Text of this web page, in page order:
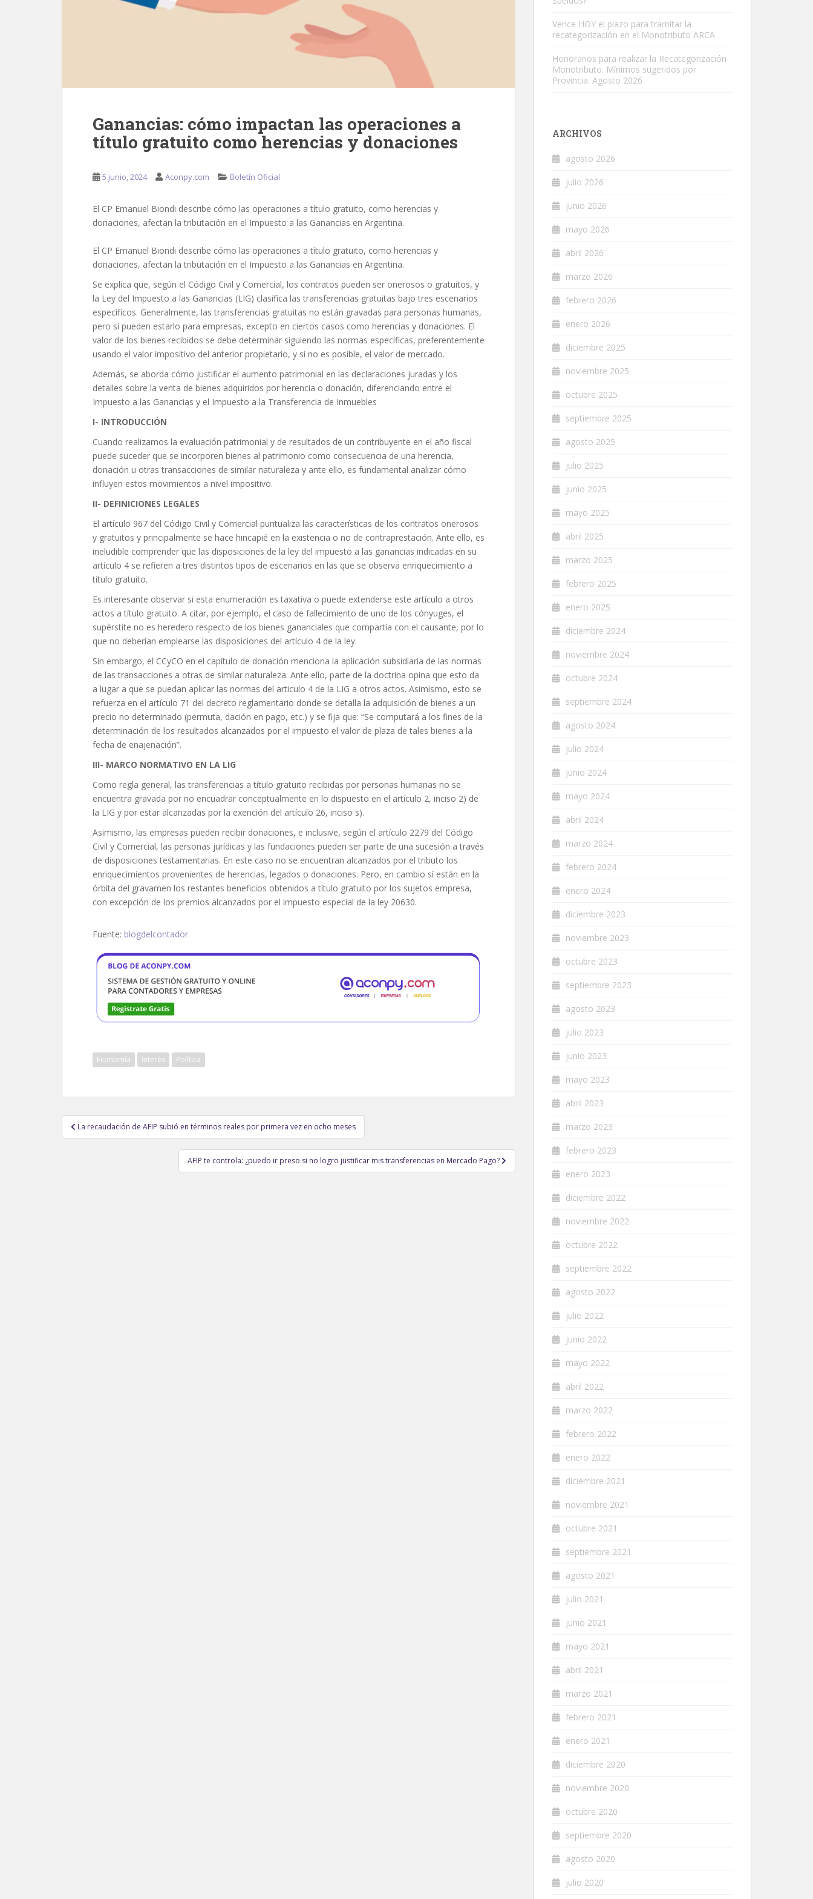
Ganancias: cómo impactan las operaciones a
título gratuito como herencias y donaciones
5 junio, 2024 Aconpy.com Boletín Oficial
El CP Emanuel Biondi describe cómo las operaciones a título gratuito, como herencias y
donaciones, afectan la tributación en el Impuesto a las Ganancias en Argentina.
El CP Emanuel Biondi describe cómo las operaciones a título gratuito, como herencias y
donaciones, afectan la tributación en el Impuesto a las Ganancias en Argentina.
Se explica que, según el Código Civil y Comercial, los contratos pueden ser onerosos o gratuitos, y
la Ley del Impuesto a las Ganancias (LIG) clasifica las transferencias gratuitas bajo tres escenarios
específicos. Generalmente, las transferencias gratuitas no están gravadas para personas humanas,
pero sí pueden estarlo para empresas, excepto en ciertos casos como herencias y donaciones. El
valor de los bienes recibidos se debe determinar siguiendo las normas específicas, preferentemente
usando el valor impositivo del anterior propietario, y si no es posible, el valor de mercado.
Además, se aborda cómo justificar el aumento patrimonial en las declaraciones juradas y los
detalles sobre la venta de bienes adquiridos por herencia o donación, diferenciando entre el
Impuesto a las Ganancias y el Impuesto a la Transferencia de Inmuebles
I- INTRODUCCIÓN
Cuando realizamos la evaluación patrimonial y de resultados de un contribuyente en el año fiscal
puede suceder que se incorporen bienes al patrimonio como consecuencia de una herencia,
donación u otras transacciones de similar naturaleza y ante ello, es fundamental analizar cómo
influyen estos movimientos a nivel impositivo.
II- DEFINICIONES LEGALES
El artículo 967 del Código Civil y Comercial puntualiza las características de los contratos onerosos
y gratuitos y principalmente se hace hincapié en la existencia o no de contraprestación. Ante ello, es
ineludible comprender que las disposiciones de la ley del impuesto a las ganancias indicadas en su
artículo 4 se refieren a tres distintos tipos de escenarios en las que se observa enriquecimiento a
título gratuito.
Es interesante observar si esta enumeración es taxativa o puede extenderse este artículo a otros
actos a título gratuito. A citar, por ejemplo, el caso de fallecimiento de uno de los cónyuges, el
supérstite no es heredero respecto de los bienes gananciales que compartía con el causante, por lo
que no deberían emplearse las disposiciones del artículo 4 de la ley.
Sin embargo, el CCyCO en el capítulo de donación menciona la aplicación subsidiaria de las normas
de las transacciones a otras de similar naturaleza. Ante ello, parte de la doctrina opina que esto da
a lugar a que se puedan aplicar las normas del articulo 4 de la LIG a otros actos. Asimismo, esto se
refuerza en el artículo 71 del decreto reglamentario donde se detalla la adquisición de bienes a un
precio no determinado (permuta, dación en pago, etc.) y se fija que: “Se computará a los fines de la
determinación de los resultados alcanzados por el impuesto el valor de plaza de tales bienes a la
fecha de enajenación”.
III- MARCO NORMATIVO EN LA LIG
Como regla general, las transferencias a título gratuito recibidas por personas humanas no se
encuentra gravada por no encuadrar conceptualmente en lo dispuesto en el artículo 2, inciso 2) de
la LIG y por estar alcanzadas por la exención del artículo 26, inciso s).
Asimismo, las empresas pueden recibir donaciones, e inclusive, según el artículo 2279 del Código
Civil y Comercial, las personas jurídicas y las fundaciones pueden ser parte de una sucesión a través
de disposiciones testamentarias. En este caso no se encuentran alcanzados por el tributo los
enriquecimientos provenientes de herencias, legados o donaciones. Pero, en cambio sí están en la
órbita del gravamen los restantes beneficios obtenidos a título gratuito por los sujetos empresa,
con excepción de los premios alcanzados por el impuesto especial de la ley 20630.
Fuente: blogdelcontador
Economía Interés Política
Navegación
de
La recaudación de AFIP subió en términos reales por primera vez en ocho meses
AFIP te controla: ¿puedo ir preso si no logro justificar mis transferencias en Mercado Pago?
Vence HOY el plazo para tramitar la
recategorización en el Monotributo ARCA
Honorarios para realizar la Recategorización
Monotributo. Mínimos sugeridos por
Provincia. Agosto 2026
ARCHIVOS
agosto 2026
julio 2026
junio 2026
mayo 2026
abril 2026
marzo 2026
febrero 2026
enero 2026
diciembre 2025
noviembre 2025
octubre 2025
septiembre 2025
agosto 2025
julio 2025
junio 2025
mayo 2025
abril 2025
marzo 2025
febrero 2025
enero 2025
diciembre 2024
noviembre 2024
octubre 2024
septiembre 2024
agosto 2024
julio 2024
junio 2024
mayo 2024
abril 2024
marzo 2024
febrero 2024
enero 2024
diciembre 2023
noviembre 2023
octubre 2023
septiembre 2023
agosto 2023
julio 2023
junio 2023
mayo 2023
abril 2023
marzo 2023
febrero 2023
enero 2023
diciembre 2022
noviembre 2022
octubre 2022
septiembre 2022
agosto 2022
julio 2022
junio 2022
mayo 2022
abril 2022
marzo 2022
febrero 2022
enero 2022
diciembre 2021
noviembre 2021
octubre 2021
septiembre 2021
agosto 2021
julio 2021
junio 2021
mayo 2021
abril 2021
marzo 2021
febrero 2021
enero 2021
diciembre 2020
noviembre 2020
octubre 2020
septiembre 2020
agosto 2020
julio 2020